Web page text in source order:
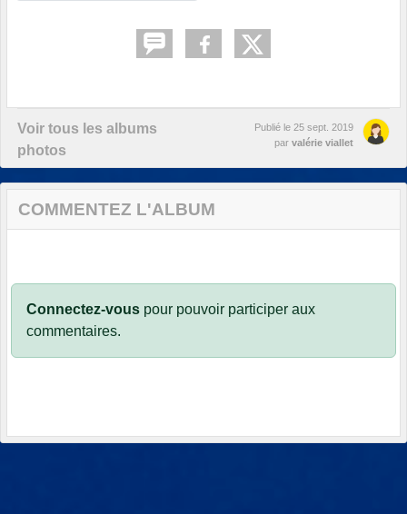
Voir tous les albums
photos
Publié le 25 sept. 2019
par valérie viallet
COMMENTEZ L'ALBUM
Connectez-vous pour pouvoir participer aux
commentaires.